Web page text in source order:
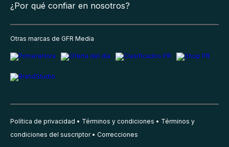
¿Por qué confiar en nosotros?
Otras marcas de GFR Media
Política de privacidad Términos y condiciones
Términos y
condiciones del suscriptor
Correcciones